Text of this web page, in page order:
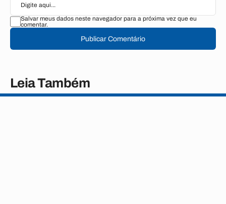
Salvar meus dados neste navegador para a próxima vez que eu
comentar.
Publicar Comentário
Leia Também